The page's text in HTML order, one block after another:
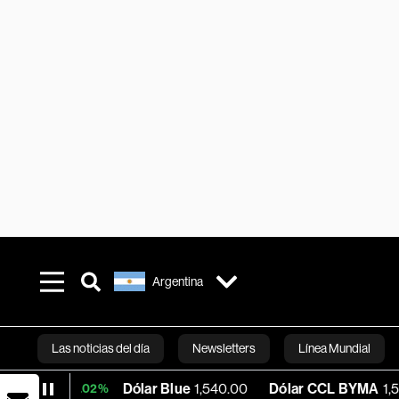
Argentina
Las noticias del día Newsletters Línea Mundial
Bloomberg
Dólar Blue 1,540.00 Dólar CCL BYMA 1,575.06